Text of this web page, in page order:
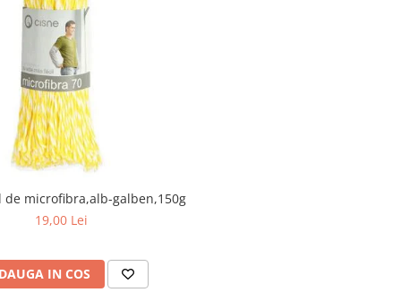
de microfibra,alb-galben,150g
19,00 Lei
IN COS